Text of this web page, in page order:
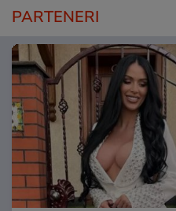
PARTENERI